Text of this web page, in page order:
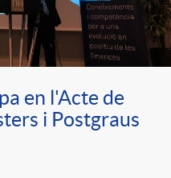
en l'Acte de
i Postgraus